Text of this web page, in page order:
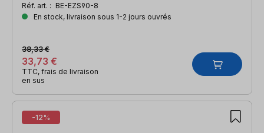
Réf. art. : BE-EZS90-8
En stock, livraison sous 1-2 jours ouvrés
33,73 €
38,33 €
TTC, frais de livraison
en sus
-12%